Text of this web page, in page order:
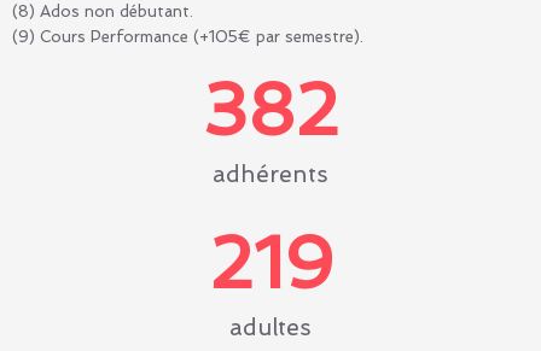
(8) Ados non débutant.
(9) Cours Performance (+105€ par semestre).
adhérents
402
adultes
231